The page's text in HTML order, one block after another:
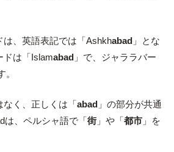
は、英語表記では「Ashkhabad」とな
ドは「Islamabad」で、ジャララバー
。
なく、正しくは「abad」の部分が共通
は、ペルシャ語で「街」や「都市」を